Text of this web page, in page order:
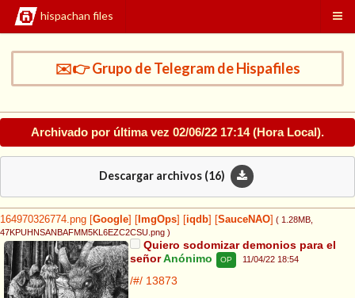
hispachan files
✉️👉 Grupo de Telegram de Hispafiles
Archivado por última vez 02/06/22 17:14(Hora Local).
Descargar archivos (16)
164970326774.png Google ImgOps iqdb SauceNAO ( 1.28MB
47KPUHNSANBAFMM5KL6EZC2CSU.png )
Quiero sodomizar demonios para el
señorAnónimo OP 11/04/22 18:54
/#/ 13873